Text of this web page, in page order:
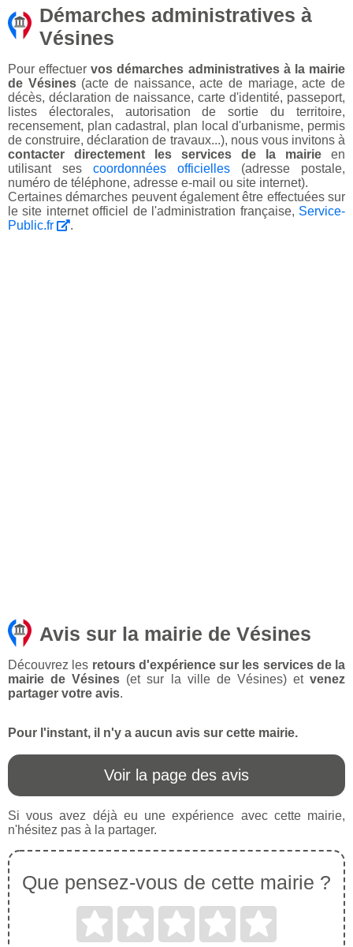
Démarches administratives à
Vésines
Pour effectuervos démarches administratives à la mairie
de Vésines(acte de naissance, acte de mariage, acte de
décès, déclaration de naissance, carte d'identité, passeport,
listes électorales, autorisation de sortie du territoire,
recensement, plan cadastral, plan local d'urbanisme, permis
de construire, déclaration de travaux...), nous vous invitons à
contacter directement les services de la mairie en
utilisant ses coordonnées officielles (adresse postale,
numéro de téléphone, adresse e-mail ou site internet).
Certaines démarches peuvent également être effectuées sur
le site internet officiel de l'administration française, Service-
Public.fr
.
Avis sur la mairie de Vésines
Découvrez les retours d'expérience sur les services de la
mairie de Vésines (et sur la ville de Vésines) etvenez
partager votre avis.
Pour l'instant, il n'y a aucun avis sur cette mairie.
Voir la page des avis
Si vous avez déjà eu une expérience avec cette mairie,
n'hésitez pas à la partager.
Que pensez-vous de cette mairie ?